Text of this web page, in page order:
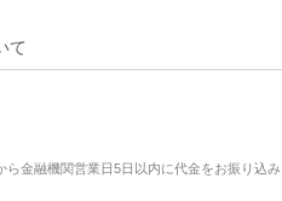
て
ら金融機関営業日5日以内に代金をお振り込み